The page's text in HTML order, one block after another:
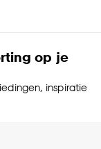
op je
inspiratie